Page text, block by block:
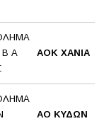
Β Α
AOK XANΙΑ
ΑΟ ΚΥΔΩΝ